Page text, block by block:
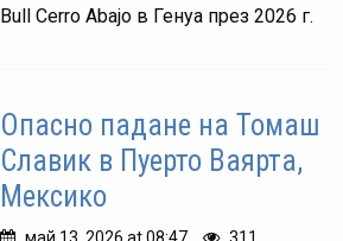
Bull Cerro Abajo в Генуа през 2026 г.
Опасно падане на Томаш
Славик в Пуерто Ваярта,
Мексико